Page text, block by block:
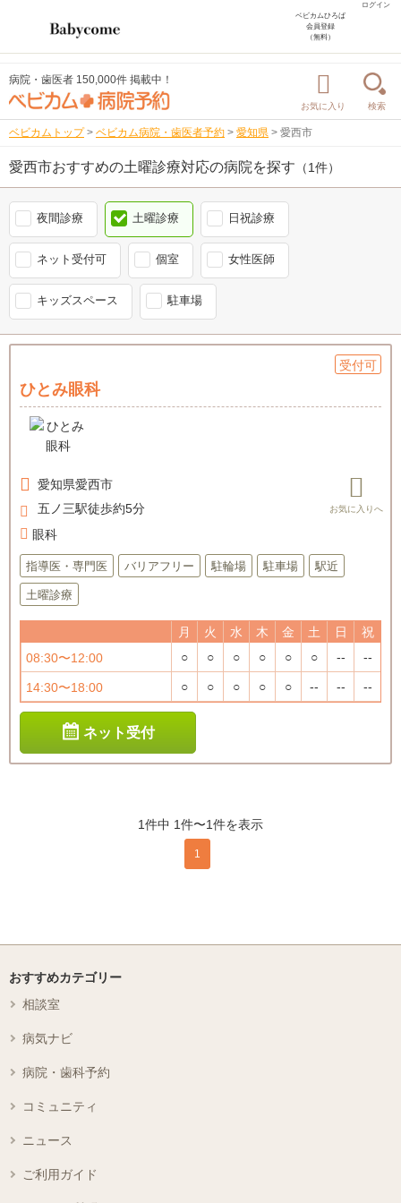
ログイン
ベビカムひろば
会員登録
（無料）
病院・歯医者 150,000件 掲載中！
お気に入り 検索
ベビカムトップ > ベビカム病院・歯医者予約 > 愛知県 > 愛西市
愛西市おすすめの土曜診療対応の病院を探す （1件）
夜間診療 土曜診療 日祝診療
ネット受付可 個室 女性医師
キッズスペース 駐車場
受付可
ひとみ眼科
愛知県愛西市
五ノ三駅徒歩約5分
眼科
指導医・専門医 バリアフリー 駐輪場 駐車場 駅近
土曜診療
月 火 水 木 金 土 日
祝
08:30〜12:00
○ ○ ○ ○ ○ ○ -- --
14:30〜18:00 ○ ○ ○ ○ ○ -- -- --
ネット受付
1件中 1件〜1件を表示
1
おすすめカテゴリー
相談室
病気ナビ
病院・歯科予約
コミュニティ
ニュース
ご利用ガイド